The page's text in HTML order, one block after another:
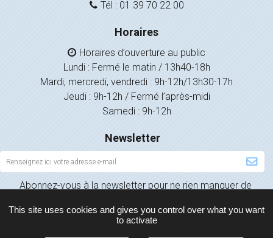
Tél : 01 39 70 22 00
Horaires
Horaires d’ouverture au public
Lundi : Fermé le matin / 13h40-18h
Mardi, mercredi, vendredi : 9h-12h/13h30-17h
Jeudi : 9h-12h / Fermé l’après-midi
Samedi : 9h-12h
Newsletter
Inscription
à
la
Abonnez-vous à la newsletter pour ne rien manquer de
This site uses cookies and gives you control over what you want
to activate